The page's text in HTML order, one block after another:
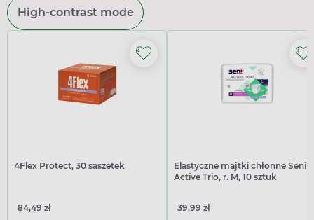
High-contrast mode
4Flex Protect, 30 saszetek
84,49 zł
Elastyczne majtki chłonne Seni
Active Trio, r. M, 10 sztuk
39,99 zł